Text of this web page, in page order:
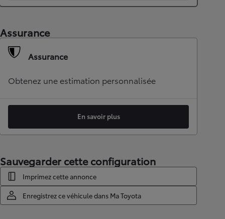
Assurance
Assurance
Obtenez une estimation personnalisée
En savoir plus
Sauvegarder cette configuration
Imprimez cette annonce
Enregistrez ce véhicule dans Ma Toyota